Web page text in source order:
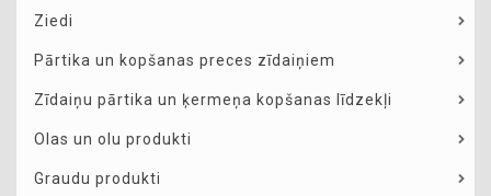
Ziedi
Pārtika un kopšanas preces zīdaiņiem
Zīdaiņu pārtika un ķermeņa kopšanas līdzekļi
Olas un olu produkti
Graudu produkti